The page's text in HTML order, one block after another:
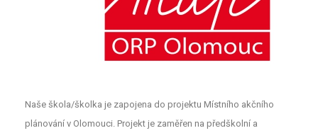
Naše škola/školka je zapojena do projektu Místního akčního
plánování v Olomouci. Projekt je zaměřen na předškolní a